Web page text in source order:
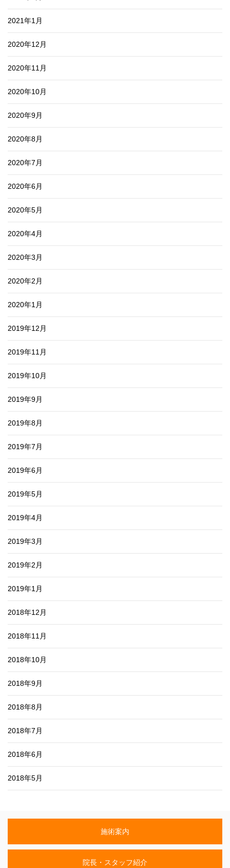
2021年1月
2020年12月
2020年11月
2020年10月
2020年9月
2020年8月
2020年7月
2020年6月
2020年5月
2020年4月
2020年3月
2020年2月
2020年1月
2019年12月
2019年11月
2019年10月
2019年9月
2019年8月
2019年7月
2019年6月
2019年5月
2019年4月
2019年3月
2019年2月
2019年1月
2018年12月
2018年11月
2018年10月
2018年9月
2018年8月
2018年7月
2018年6月
2018年5月
施術案内
院長・スタッフ紹介